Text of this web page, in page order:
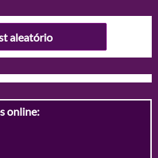
aleatório
online: